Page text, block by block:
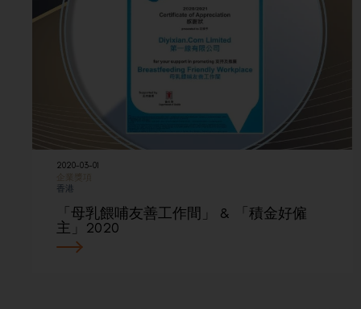
2020-03-01
企業獎項
香港
「母乳餵哺友善工作間」 & 「積金好僱
主」2020